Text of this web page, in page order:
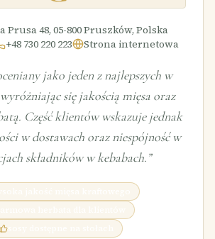
Prusa 48, 05-800 Pruszków, Polska
+48 730 220 223 Strona internetowa
jako jeden z najlepszych w
się jakością mięsa oraz
Część klientów wskazuje jednak
w dostawach oraz niespójność w
składników w kebabach.”
sosy dostępne na stołach